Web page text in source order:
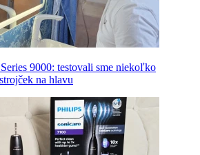
9000: testovali sme niekoľko
na hlavu